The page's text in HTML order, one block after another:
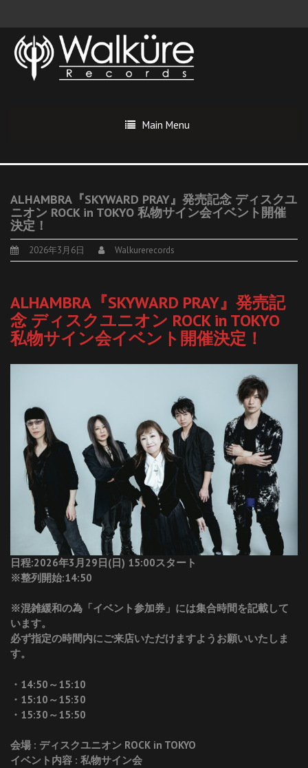
Main Menu
ALHAMBRA『SKYWARD PRAY』発売記念 ディスクユ
ニオン ROCK in TOKYO 私物サイン会イベント開催
決定！
2026年3月6日 Walkurerecords
ALHAMBRA『SKYWARD PRAY』発売記
念 ディスクユニオン ROCK in TOKYO
私物サイン会イベント開催決定！
日程:2026年3月29日(日) 15:00スタート
※整列開始:14:50
※混雑緩和の為「イベント参加券」には集合時間を記載して
います。
必ず指定の時間内にご来店いただけますようお願いいたしま
す。
・14:50～15:10
・15:10～15:30
・15:30～15:50
会場 : ディスクユニオン ROCK in TOKYO
イベント内容 : 私物サイン会